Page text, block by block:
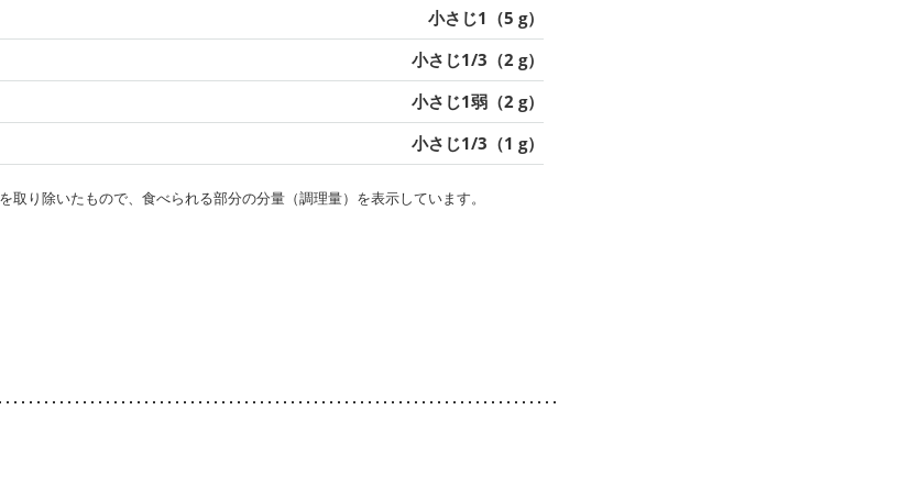
小さじ1（5 g）
小さじ1/3（2 g）
小さじ1弱（2 g）
小さじ1/3（1 g）
取り除いたもので、食べられる部分の分量（調理量）を表示しています。